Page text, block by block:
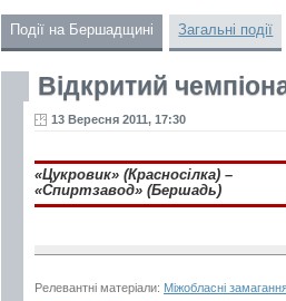
Події на Бершадщині Загальні події
Відкритий
13 Вересня 2011, 17:30
«Цукровик» (Красносілка) –
«Спиртзавод» (Бершадь)
Релевантні матеріали: Міжобласні